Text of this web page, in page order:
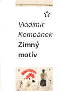
Vladimír
Kompánek
Zimný
motív